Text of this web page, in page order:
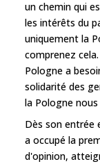
un chemin qui
les intérêts du
uniquement la
comprenez
Pologne a
solidarité des
la Pologne nous
Dès son entrée
a occupé la
d'opinion,